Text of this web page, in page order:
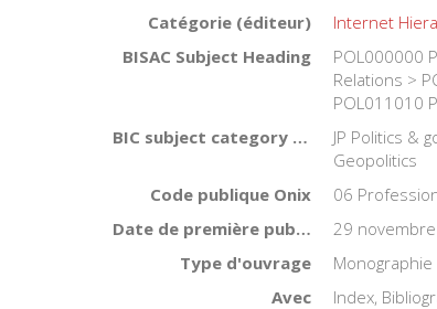
Catégorie (éditeur)
Internet
BISAC Subject Heading
POL000000
Relations >
POL011010
BIC subject category (UK)
JP Politics &
Geopolitics
Code publique Onix
06
Date de première publication du titre
29
Type d'ouvrage
Monographie
Avec
Index,